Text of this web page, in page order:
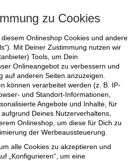
zu Cookies
Onlineshop Cookies und andere
Mit Deiner Zustimmung nutzen wir
Tools, um Dein
Onlineangebot zu verbessern und
auf anderen Seiten anzuzeigen.
können verarbeitet werden (z. B. IP-
und Standort-Informationen,
Angebote und Inhalte, für
Deines Nutzerverhaltens,
Onlineshop, um diese für Dich zu
der Werbeaussteuerung.
alle Cookies zu akzeptieren und
„Konfigurieren“, um eine